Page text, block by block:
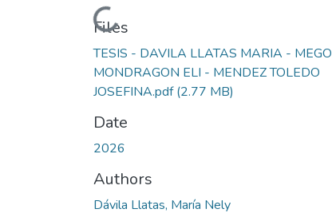
Loading...
Files
TESIS - DAVILA LLATAS MARIA - MEGO
MONDRAGON ELI - MENDEZ TOLEDO
JOSEFINA.pdf(2.77 MB)
Date
2026
Authors
Dávila Llatas, María Nely